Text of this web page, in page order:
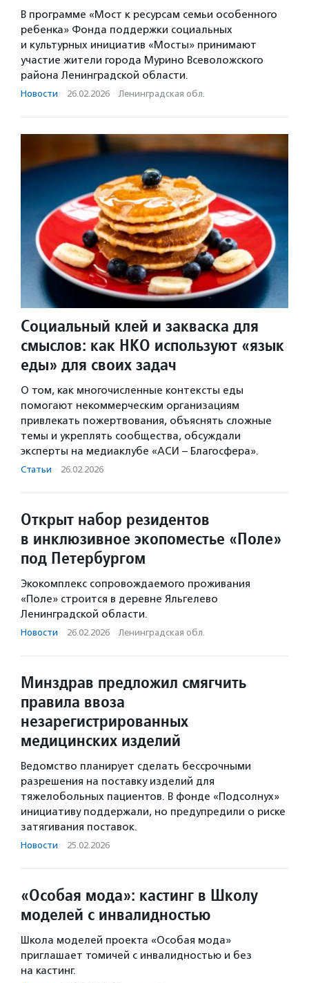
В программе «Мост к ресурсам семьи особенного
ребенка» Фонда поддержки социальных
и культурных инициатив «Мосты» принимают
участие жители города Мурино Всеволожского
района Ленинградской области.
Новости · 26.02.2026 · Ленинградская обл.
Социальный клей и закваска для
смыслов: как НКО используют «язык
еды» для своих задач
О том, как многочисленные контексты еды
помогают некоммерческим организациям
привлекать пожертвования, объяснять сложные
темы и укреплять сообщества, обсуждали
эксперты на медиаклубе «АСИ – Благосфера».
Статьи · 26.02.2026
Открыт набор резидентов
в инклюзивное экопоместье «Поле»
под Петербургом
Экокомплекс сопровождаемого проживания
«Поле» строится в деревне Яльгелево
Ленинградской области.
Новости · 26.02.2026 · Ленинградская обл.
Минздрав предложил смягчить
правила ввоза
незарегистрированных
медицинских изделий
Ведомство планирует сделать бессрочными
разрешения на поставку изделий для
тяжелобольных пациентов. В фонде «Подсолнух»
инициативу поддержали, но предупредили о риске
затягивания поставок.
Новости · 25.02.2026
«Особая мода»: кастинг в Школу
моделей с инвалидностью
Школа моделей проекта «Особая мода»
приглашает томичей с инвалидностью и без
на кастинг.